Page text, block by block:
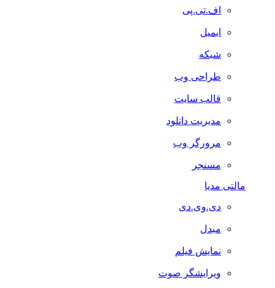
اف.تی.پی
ایمیل
شبکه
طراحی وب
قالب سایت
مدیریت دانلود
مرورگر وب
مسنجر
مالتی مدیا
دی.وی.دی
مبدل
نمایش فیلم
ویرایشگر صوت